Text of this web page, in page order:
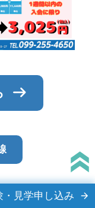
・見学申し込み